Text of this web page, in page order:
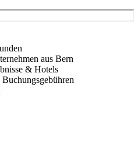
aus Bern
& Hotels